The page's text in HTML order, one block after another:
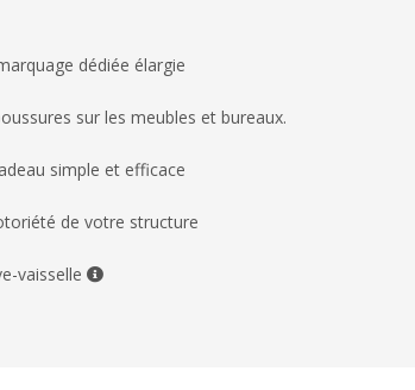
dédiée élargie
sur les meubles et bureaux.
simple et efficace
de votre structure
vaisselle